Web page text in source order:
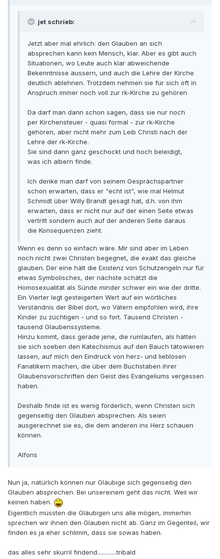
jet schrieb:
Jetzt aber mal ehrlich: den Glauben an sich
absprechen kann kein Mensch, klar. Aber es gibt auch
Situationen, wo Leute auch klar abweichende
Bekenntnisse äussern, und auch die Lehre der Kirche
deutlich ablehnen. Trotzdem nehmen sie für sich oft in
Anspruch immer noch voll zur rk-Kirche zu gehören
Da darf man dann schon sagen, dass sie nur noch
per Kirchensteuer - quasi formal - zur rk-Kirche
gehören, aber nicht mehr zum Leib Christi nach der
Lehre der rk-Kirche.
Sie sind dann ganz geschockt und hoch beleidigt,
was ich albern finde.
Ich denke man darf von seinem Gesprächspartner
schon erwarten, dass er "echt ist", wie mal Helmut
Schmidt über Willy Brandt gesagt hat, d.h. von ihm
erwarten, dass er nicht nur auf der einen Seite etwas
vertritt sondern auch auf der anderen Seite daraus
die Konsequenzen zieht.
Wenn es denn so einfach wäre. Mir sind aber im Leben
noch nicht zwei Christen begegnet, die exakt das gleiche
glauben. Der eine hält die Existenz von Schutzengeln nur für
etwas Symbolisches, der nächste schätzt die
Homosexualität als Sünde minder schwer ein wie der dritte.
Ein Vierter legt gesteigerten Wert auf ein wörtliches
Verständnis der Bibel dort, wo Vätern empfohlen wird, ihre
Kinder zu züchtigen - und so fort. Tausend Christen -
tausend Glaubenssysteme.
Hinzu kommt, dass gerade jene, die rumlaufen, als hätten
sie sich soeben den Katechismus auf den Bauch tätowieren
lassen, auf mich den Eindruck von herz- und lieblosen
Fanatikern machen, die über dem Buchstaben ihrer
Glaubensvorschriften den Geist des Evangeliums vergessen
haben.
Deshalb finde ist es wenig förderlich, wenn Christen sich
gegenseitig den Glauben absprechen. Als seien
ausgerechnet sie es, die dem anderen ins Herz schauen
können.
Alfons
Nun ja, natürlich können nur Gläubige sich gegenseitig den
Glauben absprechen. Bei unsereinem geht das nicht. Weil wir
keinen haben.
Eigentlich müssten die Gläubigen uns alle mögen, immerhin
sprechen wir ihnen den Glauben nicht ab. Ganz im Gegenteil, wir
finden es ja eher schlimm, dass sie sowas haben.
das alles sehr skurril findend.............tribald